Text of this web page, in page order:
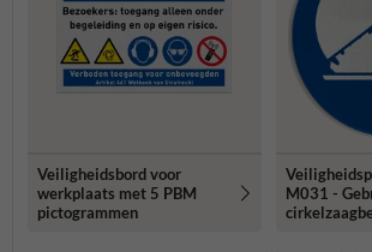
Veiligheidsbord voor
werkplaats met 5 PBM
pictogrammen
M031 -